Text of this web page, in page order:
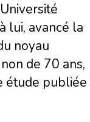
lui, avancé la
noyau
de 70 ans,
étude publiée